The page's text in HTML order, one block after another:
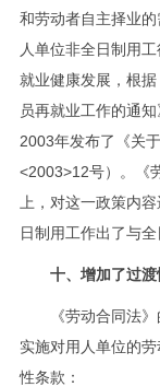
和劳动者自主择业
人单位非全日制用
就业健康发展，根
员再就业工作的通
2003年发布了《关
<2003>12号）。《
上，对这一政策内
日制用工作出了与全
十、增加了过
《劳动合同法》
实施对用人单位的
性条款：